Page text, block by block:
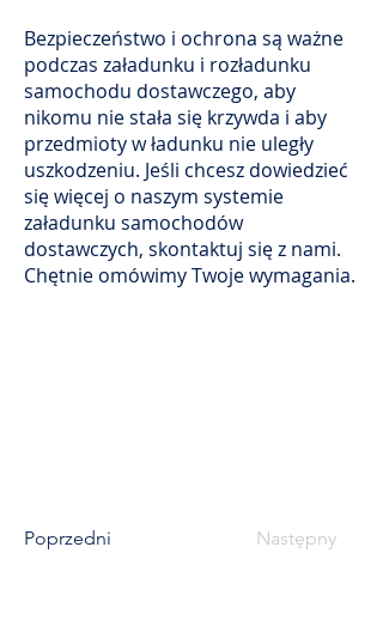
Bezpieczeństwo i ochrona są ważne
podczas załadunku i rozładunku
samochodu dostawczego, aby
nikomu nie stała się krzywda i aby
przedmioty w ładunku nie uległy
uszkodzeniu. Jeśli chcesz dowiedzieć
się więcej o naszym systemie
załadunku samochodów
dostawczych, skontaktuj się z nami.
Chętnie omówimy Twoje wymagania.
Poprzedni Następny